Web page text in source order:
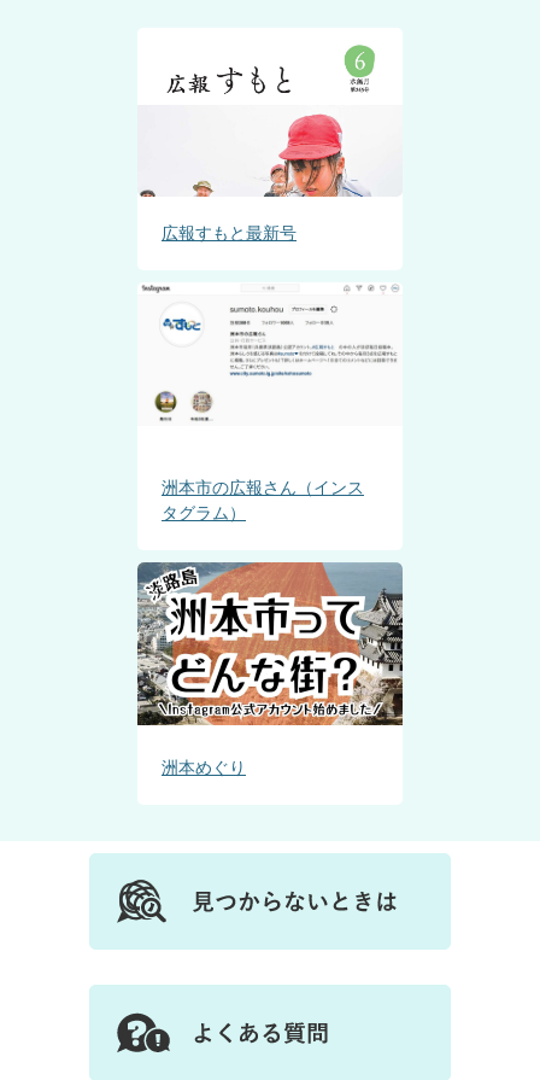
広報すもと最新号
洲本市の広報さん（インス
タグラム）
洲本めぐり